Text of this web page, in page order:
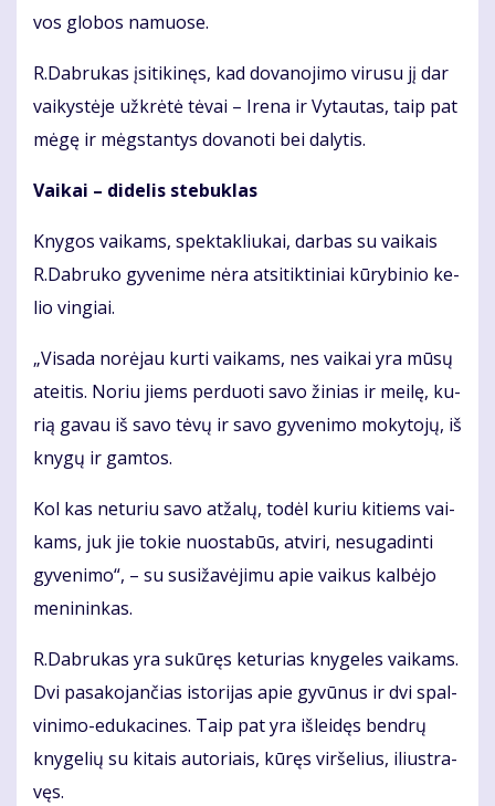
vos glo­bos na­muo­se.
R.Dab­ru­kas įsi­ti­ki­nęs, kad do­va­no­ji­mo vi­ru­su jį dar
vai­kys­tė­je už­krė­tė tė­vai – Ire­na ir Vy­tau­tas, taip pat
mė­gę ir mėgs­tan­tys do­va­no­ti bei da­ly­tis.
Vai­kai – di­de­lis ste­buk­las
Kny­gos vai­kams, spek­tak­liu­kai, dar­bas su vai­kais
R.Dab­ru­ko gy­ve­ni­me nė­ra at­si­tik­ti­niai kū­ry­bi­nio ke­
lio vin­giai.
„Vi­sa­da no­rė­jau kur­ti vai­kams, nes vai­kai yra mū­sų
at­ei­tis. No­riu jiems per­duo­ti sa­vo ži­nias ir mei­lę, ku­
rią ga­vau iš sa­vo tė­vų ir sa­vo gy­ve­ni­mo mo­ky­to­jų, iš
kny­gų ir gam­tos.
Kol kas ne­tu­riu sa­vo at­ža­lų, to­dėl ku­riu ki­tiems vai­
kams, juk jie to­kie nuo­sta­būs, at­vi­ri, ne­su­ga­din­ti
gy­ve­ni­mo“, – su su­si­ža­vė­ji­mu apie vai­kus kal­bė­jo
me­ni­nin­kas.
R.Dab­ru­kas yra su­kū­ręs ke­tu­rias kny­ge­les vai­kams.
Dvi pa­sa­ko­jan­čias is­to­ri­jas apie gy­vū­nus ir dvi spal­
vi­ni­mo-edu­ka­ci­nes. Taip pat yra iš­lei­dęs ben­drų
kny­ge­lių su ki­tais au­to­riais, kū­ręs vir­še­lius, iliust­ra­
vęs.